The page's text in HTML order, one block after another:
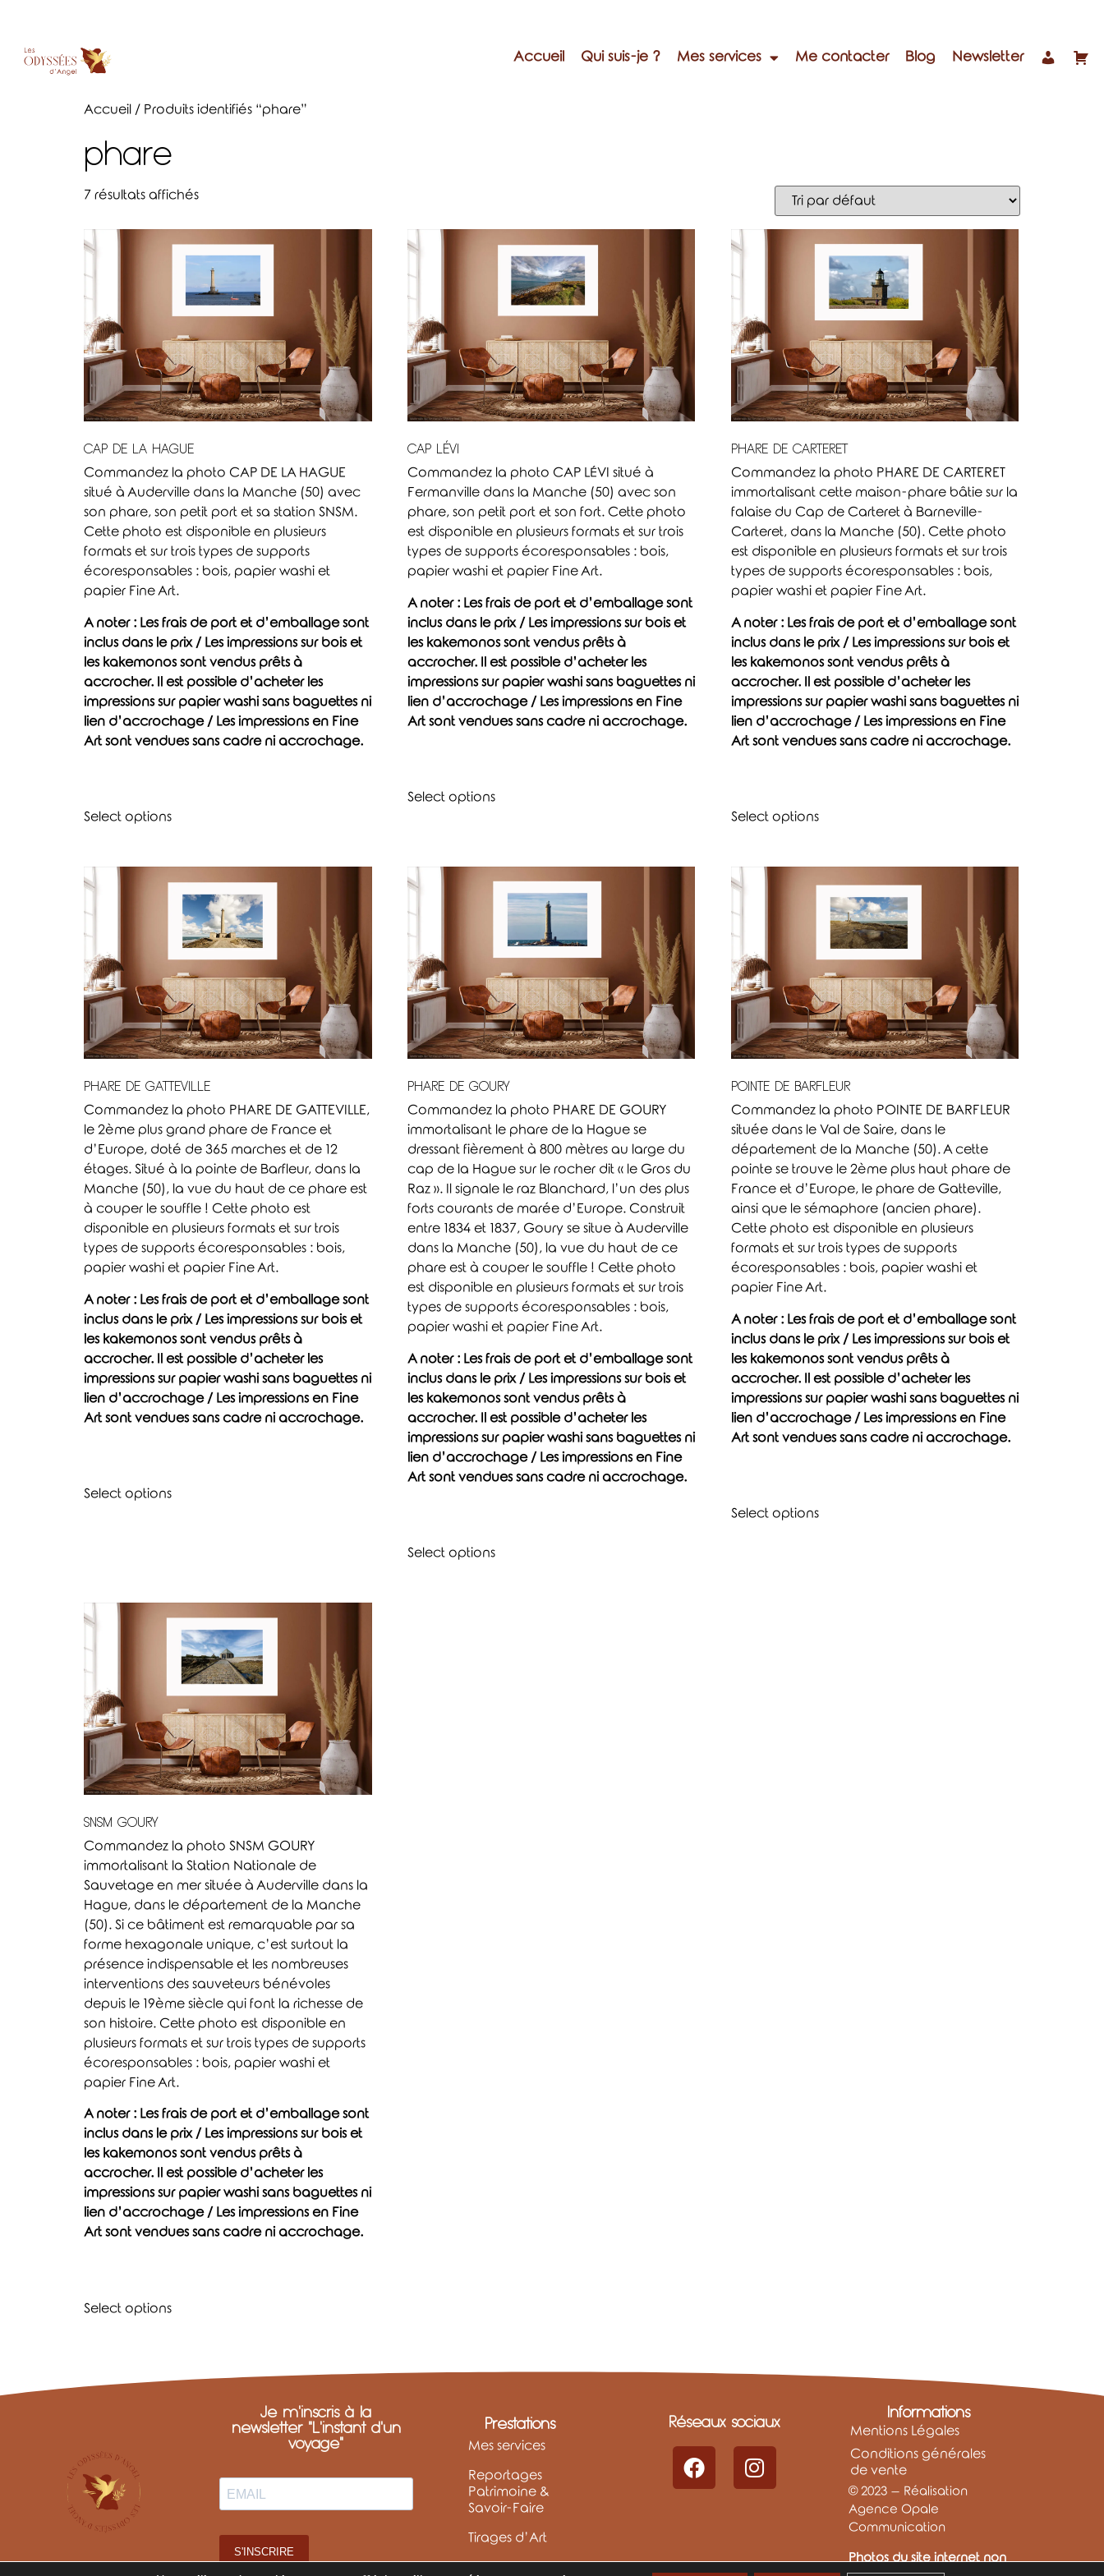
Accueil Qui suis-je ? Mes services Me contacter Blog Newsletter
Accueil / Produits identifiés “phare”
phare
7 résultats affichés
CAP DE LA HAGUE
Commandez la photo CAP DE LA HAGUE
situé à Auderville dans la Manche (50) avec
son phare, son petit port et sa station SNSM.
Cette photo est disponible en plusieurs
formats et sur trois types de supports
écoresponsables : bois, papier washi et
papier Fine Art.
A noter : Les frais de port et d’emballage sont
inclus dans le prix / Les impressions sur bois et
les kakemonos sont vendus prêts à
accrocher. Il est possible d’acheter les
impressions sur papier washi sans baguettes ni
lien d’accrochage / Les impressions en Fine
Art sont vendues sans cadre ni accrochage.
Select options
CAP LÉVI
Commandez la photo CAP LÉVI situé à
Fermanville dans la Manche (50) avec son
phare, son petit port et son fort. Cette photo
est disponible en plusieurs formats et sur trois
types de supports écoresponsables : bois,
papier washi et papier Fine Art.
A noter : Les frais de port et d’emballage sont
inclus dans le prix / Les impressions sur bois et
les kakemonos sont vendus prêts à
accrocher. Il est possible d’acheter les
impressions sur papier washi sans baguettes ni
lien d’accrochage / Les impressions en Fine
Art sont vendues sans cadre ni accrochage.
Select options
PHARE DE CARTERET
Commandez la photo PHARE DE CARTERET
immortalisant cette maison-phare bâtie sur la
falaise du Cap de Carteret à Barneville-
Carteret, dans la Manche (50). Cette photo
est disponible en plusieurs formats et sur trois
types de supports écoresponsables : bois,
papier washi et papier Fine Art.
A noter : Les frais de port et d’emballage sont
inclus dans le prix / Les impressions sur bois et
les kakemonos sont vendus prêts à
accrocher. Il est possible d’acheter les
impressions sur papier washi sans baguettes ni
lien d’accrochage / Les impressions en Fine
Art sont vendues sans cadre ni accrochage.
Select options
PHARE DE GATTEVILLE
Commandez la photo PHARE DE GATTEVILLE,
le 2ème plus grand phare de France et
d’Europe, doté de 365 marches et de 12
étages. Situé à la pointe de Barfleur, dans la
Manche (50), la vue du haut de ce phare est
à couper le souffle ! Cette photo est
disponible en plusieurs formats et sur trois
types de supports écoresponsables : bois,
papier washi et papier Fine Art.
A noter : Les frais de port et d’emballage sont
inclus dans le prix / Les impressions sur bois et
les kakemonos sont vendus prêts à
accrocher. Il est possible d’acheter les
impressions sur papier washi sans baguettes ni
lien d’accrochage / Les impressions en Fine
Art sont vendues sans cadre ni accrochage.
Select options
PHARE DE GOURY
Commandez la photo PHARE DE GOURY
immortalisant le phare de la Hague se
dressant fièrement à 800 mètres au large du
cap de la Hague sur le rocher dit « le Gros du
Raz ». Il signale le raz Blanchard, l’un des plus
forts courants de marée d’Europe. Construit
entre 1834 et 1837, Goury se situe à Auderville
dans la Manche (50), la vue du haut de ce
phare est à couper le souffle ! Cette photo
est disponible en plusieurs formats et sur trois
types de supports écoresponsables : bois,
papier washi et papier Fine Art.
A noter : Les frais de port et d’emballage sont
inclus dans le prix / Les impressions sur bois et
les kakemonos sont vendus prêts à
accrocher. Il est possible d’acheter les
impressions sur papier washi sans baguettes ni
lien d’accrochage / Les impressions en Fine
Art sont vendues sans cadre ni accrochage.
Select options
POINTE DE BARFLEUR
Commandez la photo POINTE DE BARFLEUR
située dans le Val de Saire, dans le
département de la Manche (50). A cette
pointe se trouve le 2ème plus haut phare de
France et d’Europe, le phare de Gatteville,
ainsi que le sémaphore (ancien phare).
Cette photo est disponible en plusieurs
formats et sur trois types de supports
écoresponsables : bois, papier washi et
papier Fine Art.
A noter : Les frais de port et d’emballage sont
inclus dans le prix / Les impressions sur bois et
les kakemonos sont vendus prêts à
accrocher. Il est possible d’acheter les
impressions sur papier washi sans baguettes ni
lien d’accrochage / Les impressions en Fine
Art sont vendues sans cadre ni accrochage.
Select options
SNSM GOURY
Commandez la photo SNSM GOURY
immortalisant la Station Nationale de
Sauvetage en mer située à Auderville dans la
Hague, dans le département de la Manche
(50). Si ce bâtiment est remarquable par sa
forme hexagonale unique, c’est surtout la
présence indispensable et les nombreuses
interventions des sauveteurs bénévoles
depuis le 19ème siècle qui font la richesse de
son histoire. Cette photo est disponible en
plusieurs formats et sur trois types de supports
écoresponsables : bois, papier washi et
papier Fine Art.
A noter : Les frais de port et d’emballage sont
inclus dans le prix / Les impressions sur bois et
les kakemonos sont vendus prêts à
accrocher. Il est possible d’acheter les
impressions sur papier washi sans baguettes ni
lien d’accrochage / Les impressions en Fine
Art sont vendues sans cadre ni accrochage.
Select options
Je m'inscris à la
newsletter "L'instant d'un
voyage"
S'INSCRIRE
Prestations
Mes services
Reportages
Patrimoine &
Savoir-Faire
Tirages d’Art
Réseaux sociaux
Informations
Mentions Légales
Conditions générales
de vente
© 2023 – Réalisation
Agence Opale
Communication
Photos du site internet non